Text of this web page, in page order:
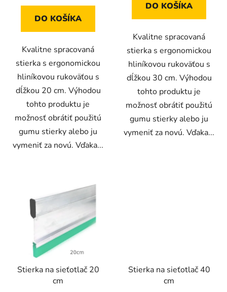
DO KOŠÍKA
Kvalitne spracovaná
stierka s ergonomickou
hliníkovou rukoväťou s
dĺžkou 20 cm. Výhodou
tohto produktu je
možnosť obrátiť použitú
gumu stierky alebo ju
vymeniť za novú. Vďaka...
DO KOŠÍKA
Kvalitne spracovaná
stierka s ergonomickou
hliníkovou rukoväťou s
dĺžkou 30 cm. Výhodou
tohto produktu je
možnosť obrátiť použitú
gumu stierky alebo ju
vymeniť za novú. Vďaka...
Stierka na sieťotlač 20
cm
Stierka na sieťotlač 40
cm